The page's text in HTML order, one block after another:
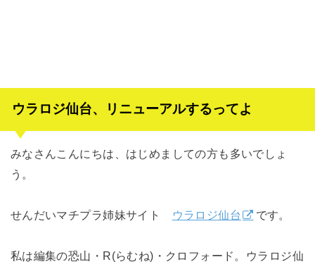
ウラロジ仙台、リニューアルするってよ
みなさんこんにちは、はじめましての方も多いでしょ
う。
せんだいマチプラ姉妹サイト ウラロジ仙台 です。
私は編集の恐山・R(らむね)・クロフォード。ウラロジ仙